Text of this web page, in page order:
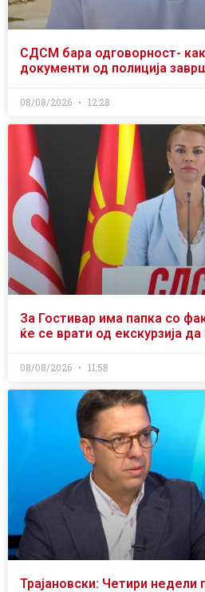
СДСМ бара одговорност-
документи од полиција
08/08/2026 12:28
За Гостивар има папка со
ќе се врати од екскурзија
08/08/2026 11:58
Трајановски: Четири недели